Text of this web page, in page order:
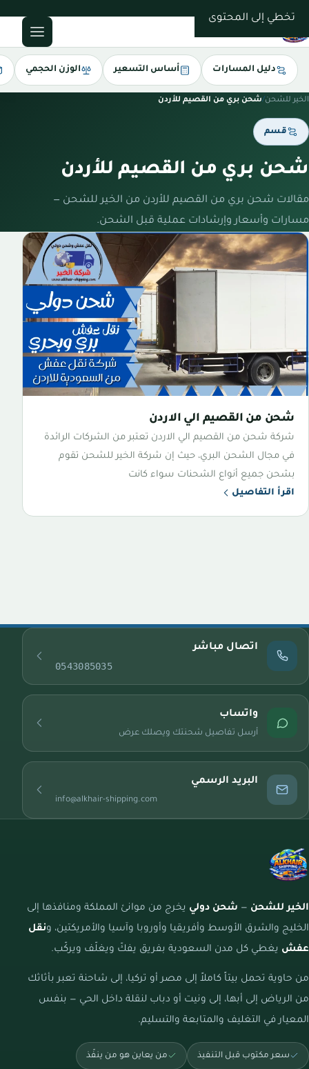
تخطي إلى المحتوى
دليل المسارات أساس التسعير الوزن الحجمي
الخير للشحن/شحن بري من القصيم للأردن
قسم
شحن بري من القصيم للأردن
مقالات شحن بري من القصيم للأردن من الخير للشحن —
مسارات وأسعار وإرشادات عملية قبل الشحن.
شحن من القصيم الي الاردن
شركة شحن من القصيم الي الاردن تعتبر من الشركات الرائدة
في مجال الشحن البري، حيث إن شركة الخير للشحن تقوم
بشحن جميع أنواع الشحنات سواء كانت
اقرأ التفاصيل
اتصال مباشر
0543085035
واتساب
أرسل تفاصيل شحنتك ويصلك عرض
البريد الرسمي
info@alkhair-shipping.com
الخير للشحن — شحن دولي يخرج من موانئ المملكة ومنافذها إلى
الخليج والشرق الأوسط وأفريقيا وأوروبا وآسيا والأمريكتين، ونقل
عفش يغطي كل مدن السعودية بفريق يفكّ ويغلّف ويركّب.
من حاوية تحمل بيتاً كاملاً إلى مصر أو تركيا، إلى شاحنة تعبر بأثاثك
من الرياض إلى أبها، إلى ونيت أو دباب لنقلة داخل الحي — بنفس
المعيار في التغليف والمتابعة والتسليم.
سعر مكتوب قبل التنفيذ من يعاين هو من ينفّذ